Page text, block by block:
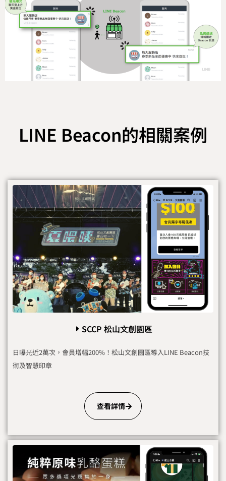
LINE Beacon的相關案例
SCCP 松山文創園區
日曝光近2萬次，會員增幅200%！松山文創園區導入LINE Beacon技
術及智慧印章
查看詳情